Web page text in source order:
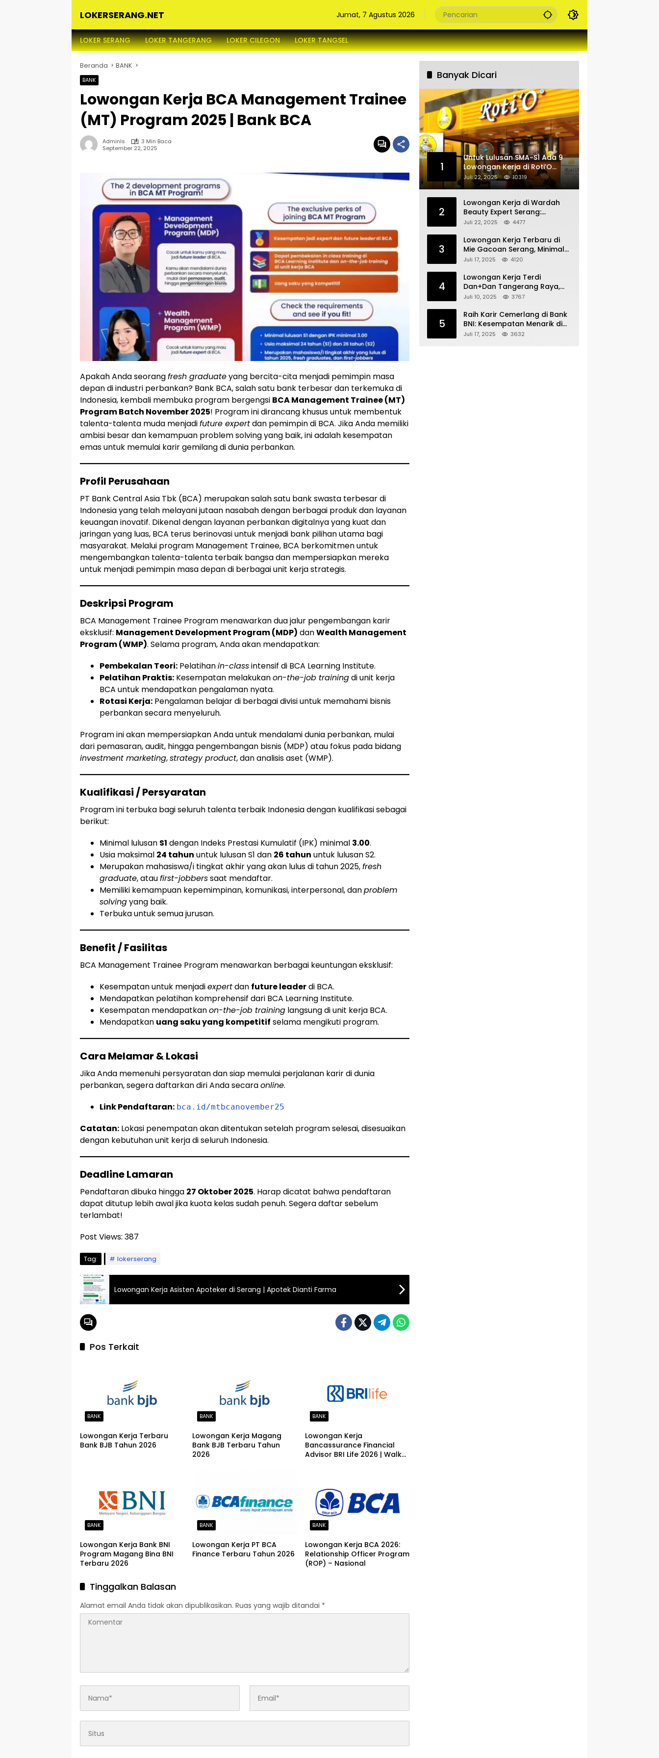
LOKERSERANG.NET
Lowongan
Kerja
dan
Sekitarnya
Jumat, 7 Agustus 2026
LOKER SERANG LOKER TANGERANG LOKER CILEGON LOKER TANGSEL
Beranda BANK
BANK
Lowongan Kerja BCA Management Trainee
(MT) Program 2025 | Bank BCA
Adminls
3 Min Baca
September 22, 2025
Apakah Anda seorangfresh graduateyang bercita-cita menjadi pemimpin masa
depan di industri perbankan? Bank BCA, salah satu bank terbesar dan terkemuka di
Indonesia, kembali membuka program bergengsi BCA Management Trainee (MT)
Program Batch November 2025! Program ini dirancang khusus untuk membentuk
talenta-talenta muda menjadifuture expertdan pemimpin di BCA. Jika Anda memiliki
ambisi besar dan kemampuan problem solving yang baik, ini adalah kesempatan
emas untuk memulai karir gemilang di dunia perbankan.
Profil Perusahaan
PT Bank Central Asia Tbk (BCA) merupakan salah satu bank swasta terbesar di
Indonesia yang telah melayani jutaan nasabah dengan berbagai produk dan layanan
keuangan inovatif. Dikenal dengan layanan perbankan digitalnya yang kuat dan
jaringan yang luas, BCA terus berinovasi untuk menjadi bank pilihan utama bagi
masyarakat. Melalui program Management Trainee, BCA berkomitmen untuk
mengembangkan talenta-talenta terbaik bangsa dan mempersiapkan mereka
untuk menjadi pemimpin masa depan di berbagai unit kerja strategis.
Deskripsi Program
BCA Management Trainee Program menawarkan dua jalur pengembangan karir
eksklusif: Management Development Program (MDP) danWealth Management
Program (WMP). Selama program, Anda akan mendapatkan:
Pembekalan Teori: Pelatihanin-classintensif di BCA Learning Institute.
Pelatihan Praktis: Kesempatan melakukanon-the-job trainingdi unit kerja
BCA untuk mendapatkan pengalaman nyata.
Rotasi Kerja: Pengalaman belajar di berbagai divisi untuk memahami bisnis
perbankan secara menyeluruh.
Program ini akan mempersiapkan Anda untuk mendalami dunia perbankan, mulai
dari pemasaran, audit, hingga pengembangan bisnis (MDP) atau fokus pada bidang
investment marketing,strategy product, dan analisis aset (WMP).
Kualifikasi / Persyaratan
Program ini terbuka bagi seluruh talenta terbaik Indonesia dengan kualifikasi sebagai
berikut:
Minimal lulusan S1 dengan Indeks Prestasi Kumulatif (IPK) minimal 3.00.
Usia maksimal 24 tahun untuk lulusan S1 dan 26 tahun untuk lulusan S2.
Merupakan mahasiswa/i tingkat akhir yang akan lulus di tahun 2025,fresh
graduate, ataufirst-jobberssaat mendaftar.
Memiliki kemampuan kepemimpinan, komunikasi, interpersonal, danproblem
solvingyang baik.
Terbuka untuk semua jurusan.
Benefit / Fasilitas
BCA Management Trainee Program menawarkan berbagai keuntungan eksklusif:
Kesempatan untuk menjadiexpertdan future leaderdi BCA.
Mendapatkan pelatihan komprehensif dari BCA Learning Institute.
Kesempatan mendapatkanon-the-job training langsung di unit kerja BCA.
Mendapatkan uang saku yang kompetitif selama mengikuti program.
Cara Melamar & Lokasi
Jika Anda memenuhi persyaratan dan siap memulai perjalanan karir di dunia
perbankan, segera daftarkan diri Anda secaraonline.
Link Pendaftaran: bca.id/mtbcanovember25
Catatan: Lokasi penempatan akan ditentukan setelah program selesai, disesuaikan
dengan kebutuhan unit kerja di seluruh Indonesia.
Deadline Lamaran
Pendaftaran dibuka hingga 27 Oktober 2025. Harap dicatat bahwa pendaftaran
dapat ditutup lebih awal jika kuota kelas sudah penuh. Segera daftar sebelum
terlambat!
Post Views: 387
Tag: lokerserang
Lowongan Kerja Asisten Apoteker di Serang | Apotek Dianti Farma
Pos Terkait
BANK
Lowongan Kerja Terbaru
Bank BJB Tahun 2026
BANK
Lowongan Kerja Magang
Bank BJB Terbaru Tahun
2026
BANK
Lowongan Kerja
Bancassurance Financial
Advisor BRI Life 2026 | Walk
BANK
Lowongan Kerja Bank BNI
Program Magang Bina BNI
Terbaru 2026
BANK
Lowongan Kerja PT BCA
Finance Terbaru Tahun 2026
BANK
Lowongan Kerja BCA 2026:
Relationship Officer Program
(ROP) – Nasional
Tinggalkan Balasan
Alamat email Anda tidak akan dipublikasikan. Ruas yang wajib ditandai *
Banyak Dicari
1
Untuk Lulusan SMA-S1 Ada 9
Lowongan Kerja di Roti’O
Penempatan Jabar, Banten
dan Jakarta
Juli 22, 2025 10319
2
Lowongan Kerja di Wardah
Beauty Expert Serang:
Bergabunglah dengan Tim
Juli 22, 2025 4477
3
Lowongan Kerja Terbaru di
Mie Gacoan Serang, Minimal
Lulusan SMA SMK Sederajat
Juli 17, 2025 4120
4
Lowongan Kerja Terdi
Dan+Dan Tangerang Raya,
Minimal Lulusan SMA SMK
Juli 10, 2025 3767
5
Raih Karir Cemerlang di Bank
BNI: Kesempatan Menarik di
Serang!
Juli 17, 2025 3632